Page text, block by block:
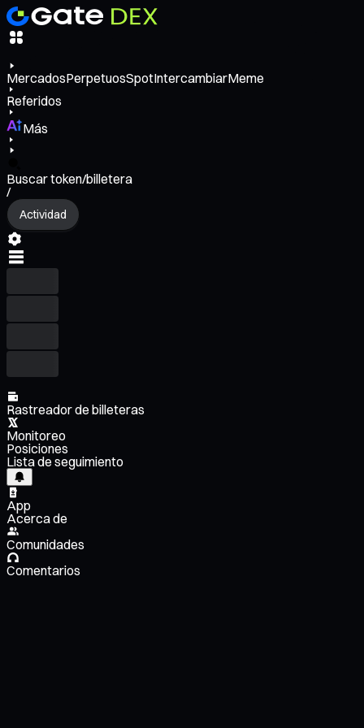
MercadosPerpetuosSpotIntercambiarMeme
Referidos
Más
Buscar token/billetera
/
Actividad
Rastreador de billeteras
Monitoreo
Posiciones
Lista de seguimiento
App
Acerca de
Comunidades
Comentarios